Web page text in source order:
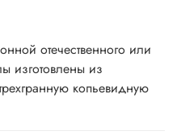
отечественного или
изготовлены из
копьевидную